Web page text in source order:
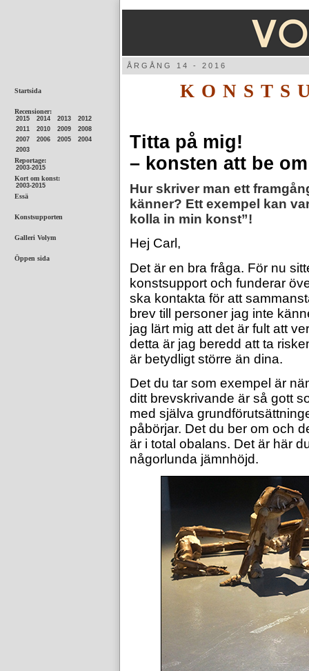
ÅRGÅNG
Titta på mig!
– konsten att be
Hur skriver man ett
känner? Ett exempel kan
kolla in min konst”!
Hej Carl,
Det är en bra fråga. För nu
konstsupport och funderar
ska kontakta för att
brev till personer jag inte
jag lärt mig att det är fult att
detta är jag beredd att ta
är betydligt större än dina.
Det du tar som exempel är
ditt brevskrivande är så gott
med själva
påbörjar. Det du ber om och
är i total obalans. Det är här
någorlunda jämnhöjd.